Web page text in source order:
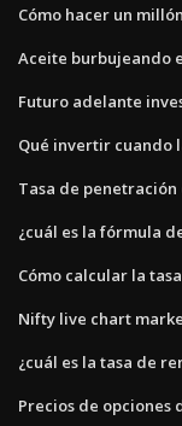
Cómo hacer un
Aceite burbujeando
Futuro adelante
Qué invertir cuando
Tasa de
¿cuál es la fórmula
Cómo calcular la
Nifty live chart
¿cuál es la tasa de
Precios de opciones